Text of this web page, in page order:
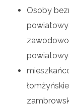
–
z
a
Osoby
zawodowo